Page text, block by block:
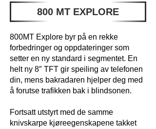
800 MT EXPLORE
800MT Explore byr på en rekke
forbedringer og oppdateringer som
setter en ny standard i segmentet. En
helt ny 8″ TFT gir speiling av telefonen
din, mens bakradaren hjelper deg med
å forutse trafikken bak i blindsonen.
Fortsatt utstyrt med de samme
knivskarpe kjøreegenskapene takket